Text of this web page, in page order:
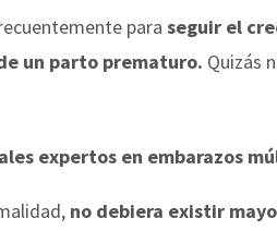
para seguir el
un parto prematuro. Quizás
expertos en embarazos
no debiera existir